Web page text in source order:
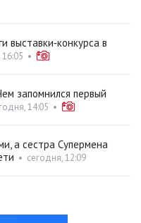
выставки‑конкурса в
•
запомнился первый
14:05 •
а сестра Супермена
• сегодня, 12:09